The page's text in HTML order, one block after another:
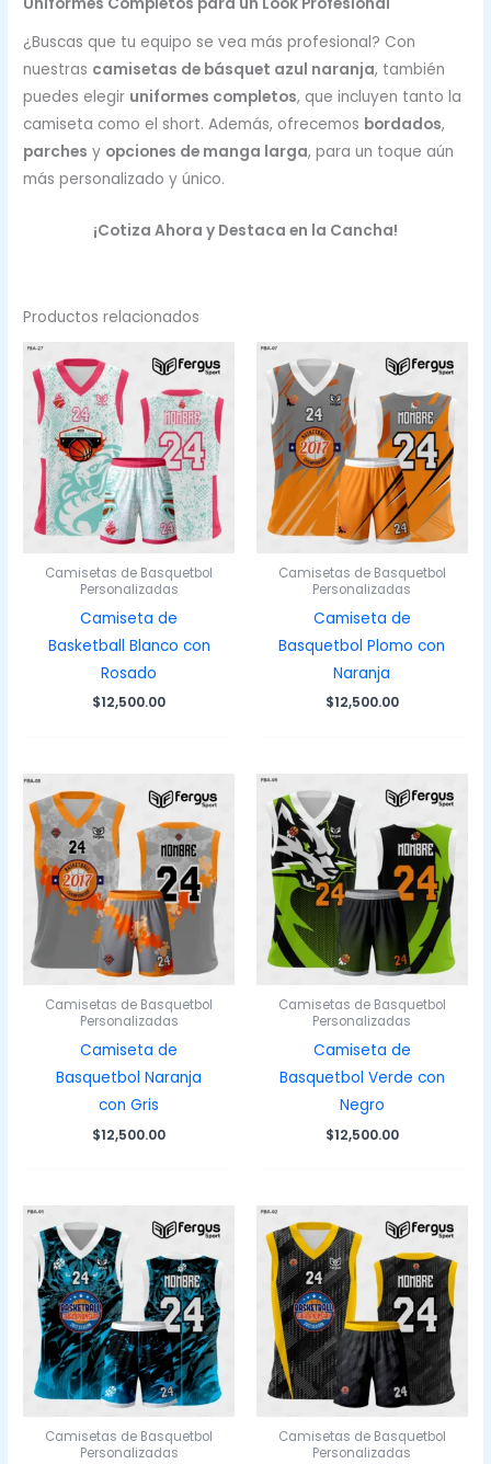
¿Buscas que tu equipo se vea más profesional? Con
nuestras camisetas de básquet azul naranja, también
puedes elegir uniformes completos, que incluyen tanto la
camiseta como el short. Además, ofrecemos bordados,
parches y opciones de manga larga, para un toque aún
más personalizado y único.
¡Cotiza Ahora y Destaca en la Cancha!
Productos relacionados
Camisetas de Basquetbol
Personalizadas
Camiseta de
Basketball Blanco con
Rosado
$12,500.00
Camisetas de Basquetbol
Personalizadas
Camiseta de
Basquetbol Plomo con
Naranja
$12,500.00
Camisetas de Basquetbol
Personalizadas
Camiseta de
Basquetbol Naranja
con Gris
$12,500.00
Camisetas de Basquetbol
Personalizadas
Camiseta de
Basquetbol Verde con
Negro
$12,500.00
Camisetas de Basquetbol
Personalizadas
Camisetas de Basquetbol
Personalizadas